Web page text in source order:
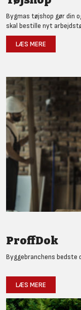
Bygmas tøjshop gør din
skal bestille nyt
LÆS MERE
ProffDok
Byggebranchens
LÆS MERE